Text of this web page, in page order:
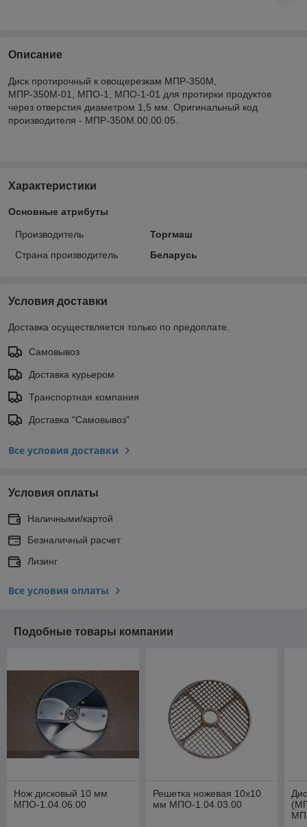
Описание
Диск протирочный к овощерезкам МПР-350М,
МПР-350М-01, МПО-1, МПО-1-01 для протирки продуктов
через отверстия диаметром 1,5 мм. Оригинальный код
производителя - МПР-350М.00.00.05.
Характеристики
Основные атрибуты
Производитель
Торгмаш
Страна производитель
Беларусь
Условия доставки
Доставка осуществляется только по предоплате.
Самовывоз
Доставка курьером
Транспортная компания
Доставка "Самовывоз"
Все условия доставки
Условия оплаты
Наличными/картой
Безналичный расчет
Лизинг
Все условия оплаты
Подобные товары компании
Нож дисковый 10 мм
МПО-1.04.06.00
Решетка ножевая 10х10
мм МПО-1.04.03.00